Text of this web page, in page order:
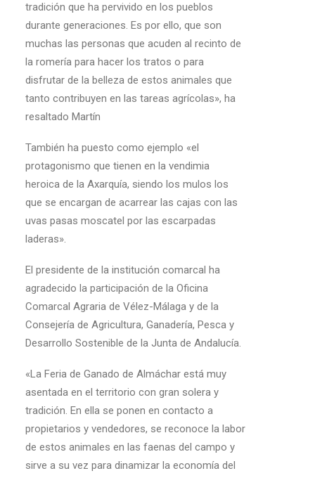
tradición que ha pervivido en los pueblos
durante generaciones. Es por ello, que son
muchas las personas que acuden al recinto de
la romería para hacer los tratos o para
disfrutar de la belleza de estos animales que
tanto contribuyen en las tareas agrícolas», ha
resaltado Martín
También ha puesto como ejemplo «el
protagonismo que tienen en la vendimia
heroica de la Axarquía, siendo los mulos los
que se encargan de acarrear las cajas con las
uvas pasas moscatel por las escarpadas
laderas».
El presidente de la institución comarcal ha
agradecido la participación de la Oficina
Comarcal Agraria de Vélez-Málaga y de la
Consejería de Agricultura, Ganadería, Pesca y
Desarrollo Sostenible de la Junta de Andalucía.
«La Feria de Ganado de Almáchar está muy
asentada en el territorio con gran solera y
tradición. En ella se ponen en contacto a
propietarios y vendedores, se reconoce la labor
de estos animales en las faenas del campo y
sirve a su vez para dinamizar la economía del